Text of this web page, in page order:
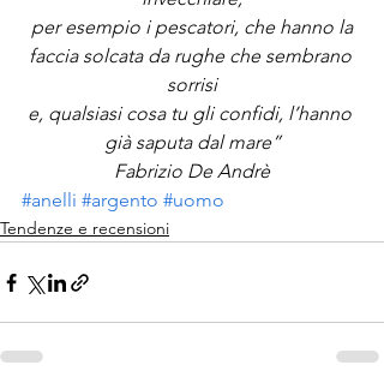
faccia solcata da rughe che sembrano
sorrisi
e, qualsiasi cosa tu gli confidi, l’hanno
già saputa dal mare”
Fabrizio De Andrè
#anelli #argento #uomo
Tendenze e recensioni